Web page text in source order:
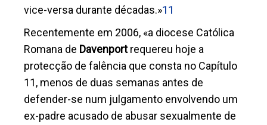
vice-versa durante décadas.»11
Recentemente em 2006, «a diocese Católica
Romana de Davenportrequereu hoje a
protecção de falência que consta no Capítulo
11, menos de duas semanas antes de
defender-se num julgamento envolvendo um
ex-padre acusado de abusar sexualmente de